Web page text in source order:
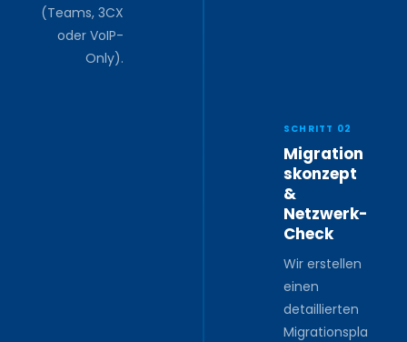
(Teams, 3CX
oder VoIP-
Only).
SCHRITT 02
Migration
skonzept
&
Netzwerk-
Check
Wir erstellen
einen
detaillierten
Migrationspla